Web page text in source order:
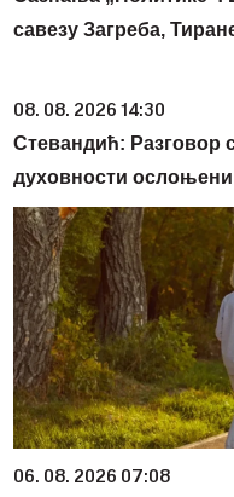
савезу Загреба,
08. 08. 2026 14:30
Стевандић: Разговор
духовности
06. 08. 2026 07:08